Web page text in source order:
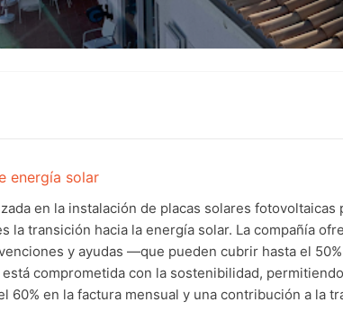
energía solar
en la instalación de placas solares
la transición hacia la energía solar. La compañía
y ayudas —que pueden cubrir hasta el
está comprometida con la sostenibilidad,
60% en la factura mensual y una contribución a la